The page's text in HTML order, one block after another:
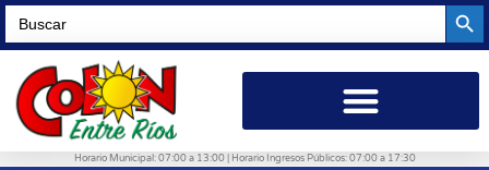
Search
for:
Horario Municipal: 07:00 a 13:00 | Horario Ingresos Públicos: 07:00 a 17:30